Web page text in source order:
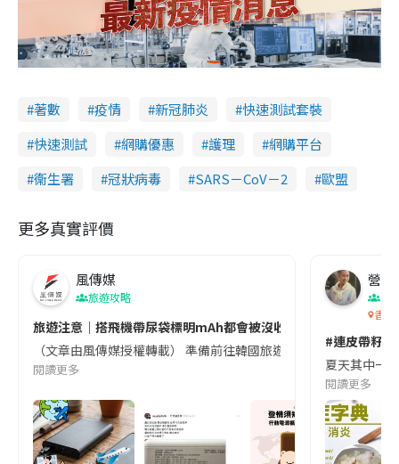
著數 疫情 新冠肺炎
快速測試套裝
快速測試
網購優惠 護理
網購平台
衞生署
冠狀病毒 SARS－CoV－2 歐盟
更多真實評價
風傳媒
旅遊攻略
旅遊注意｜搭飛機帶尿袋標明mAh都會被沒收😱出發前切記檢查
（文章由風傳媒授權轉載） 準備前往韓國旅遊的民眾，近期要
閱讀更多
營養
香港
#連皮帶籽
夏天其中一
閱讀更多